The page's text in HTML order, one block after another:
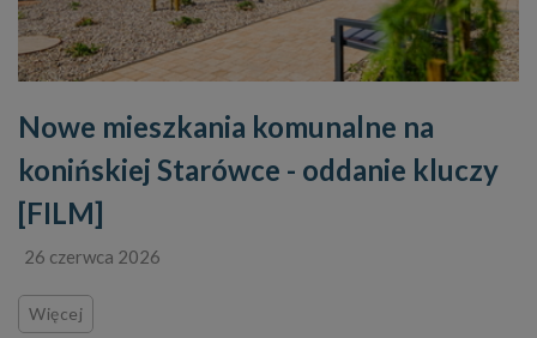
Nowe mieszkania komunalne na
konińskiej Starówce - oddanie kluczy
[FILM]
26 czerwca 2026
Więcej